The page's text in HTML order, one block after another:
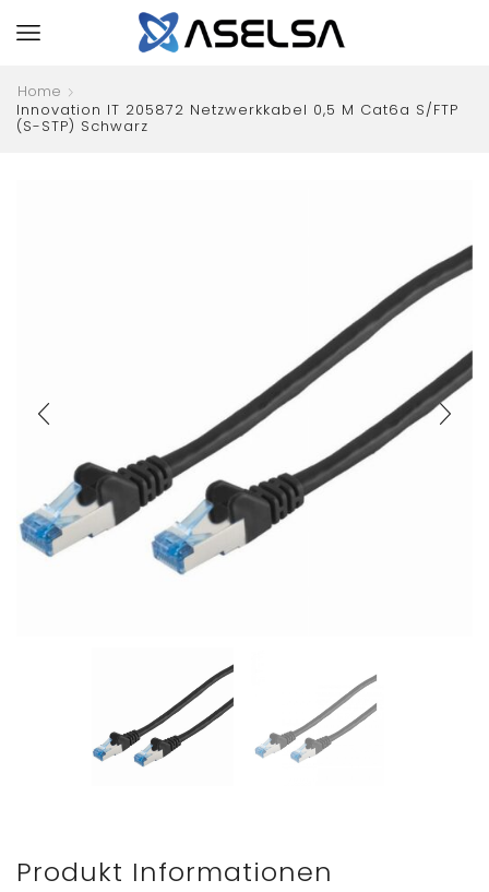
Home
Innovation IT 205872 Netzwerkkabel 0,5 M Cat6a S/FTP
(S-STP) Schwarz
Produkt Informationen